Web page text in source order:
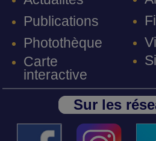
Publications
Photothèque
Carte
interactive
Sur les